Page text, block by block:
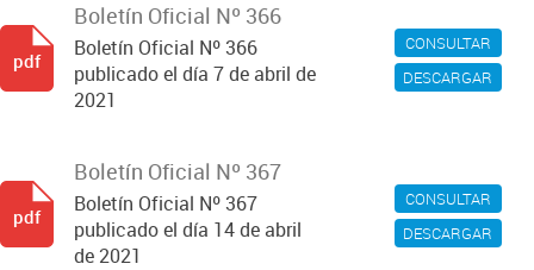
CONSULTAR
DESCARGAR
Boletín Oficial Nº 366
Boletín Oficial Nº 366
publicado el día 7 de abril de
2021
pdf
CONSULTAR
DESCARGAR
Boletín Oficial Nº 367
Boletín Oficial Nº 367
publicado el día 14 de abril
de 2021
pdf